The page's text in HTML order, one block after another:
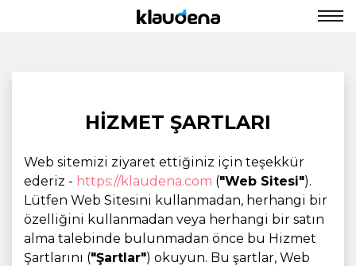
HİZMET ŞARTLARI
Web sitemizi ziyaret ettiğiniz için teşekkür
ederiz - https://klaudena.com ("Web Sitesi").
Lütfen Web Sitesini kullanmadan, herhangi bir
özelliğini kullanmadan veya herhangi bir satın
alma talebinde bulunmadan önce bu Hizmet
Şartlarını ("Şartlar") okuyun. Bu şartlar, Web